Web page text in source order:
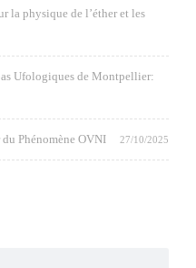
la physique de l’éther et les
Ufologiques de Montpellier:
Phénomène OVNI 27/10/2025